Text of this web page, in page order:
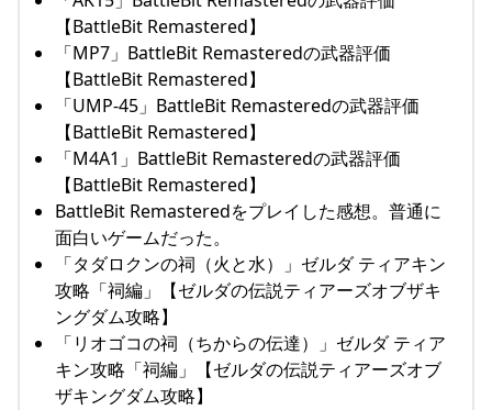
【BattleBit Remastered】
「MP7」BattleBit Remasteredの武器評価
【BattleBit Remastered】
「UMP-45」BattleBit Remasteredの武器評価
【BattleBit Remastered】
「M4A1」BattleBit Remasteredの武器評価
【BattleBit Remastered】
BattleBit Remasteredをプレイした感想。普通に
面白いゲームだった。
「タダロクンの祠（火と水）」ゼルダ ティアキン
攻略「祠編」【ゼルダの伝説ティアーズオブザキ
ングダム攻略】
「リオゴコの祠（ちからの伝達）」ゼルダ ティア
キン攻略「祠編」【ゼルダの伝説ティアーズオブ
ザキングダム攻略】